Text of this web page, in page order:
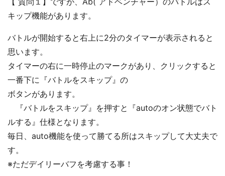
キップ機能があります。
バトルが開始すると右上に2分のタイマーが表示されると
思います。
タイマーの右に一時停止のマークがあり、クリックすると
一番下に『バトルをスキップ』の
ボタンがあります。
『バトルをスキップ』を押すと『autoのオン状態でバト
ルする』仕様となります。
毎日、auto機能を使って勝てる所はスキップして大丈夫で
す。
※ただデイリーバフを考慮する事！